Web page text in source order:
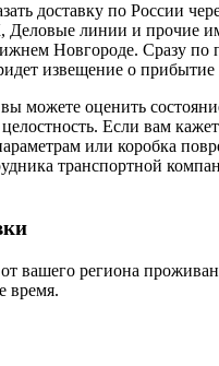
доставку по России
Деловые линии и прочие
Новгороде. Сразу по
извещение о прибытие
можете оценить
Если вам
или коробка
транспортной
вашего региона
время.